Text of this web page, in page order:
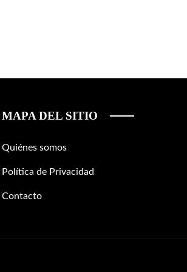
MAPA DEL SITIO
Quiénes somos
Política de Privacidad
Contacto